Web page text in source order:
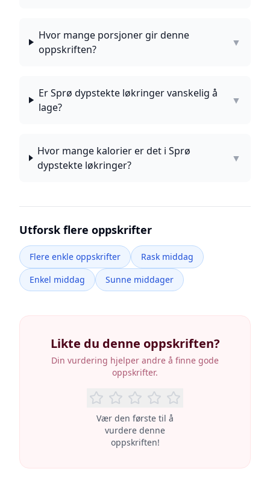
Hvor mange porsjoner gir denne
oppskriften?
▼
Er Sprø dypstekte løkringer vanskelig å
lage?
▼
Hvor mange kalorier er det i Sprø
dypstekte løkringer?
▼
Utforsk flere oppskrifter
Flere enkle oppskrifter
Rask middag
Enkel middag
Sunne middager
Likte du denne oppskriften?
Din vurdering hjelper andre å finne gode
oppskrifter.
Vær den første til å
vurdere denne
oppskriften!